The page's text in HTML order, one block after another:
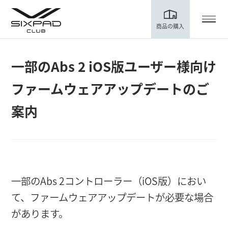
商品の購入
店舗案内
ご利用ガイド
一部のAbs 2 iOS版ユーザー様向け
ファームウェアアップデートのご
案内
一部のAbs 2コントローラー（iOS版）におい
て、ファームウェアアップデートが必要な場合
があります。